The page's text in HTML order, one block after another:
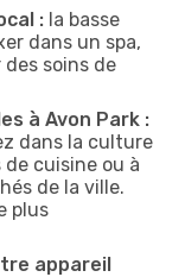
: la basse
dans un spa,
soins de
à Avon Park :
dans la culture
cuisine ou à
de la ville.
plus
appareil